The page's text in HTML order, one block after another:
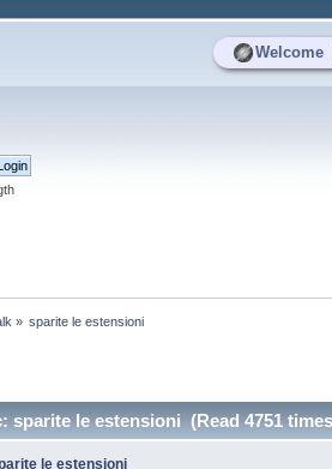
Welcome
» sparite le estensioni
sparite le estensioni (Read 4751
le estensioni